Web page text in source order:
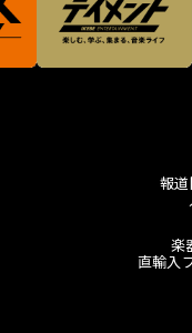
報
楽
直輸入